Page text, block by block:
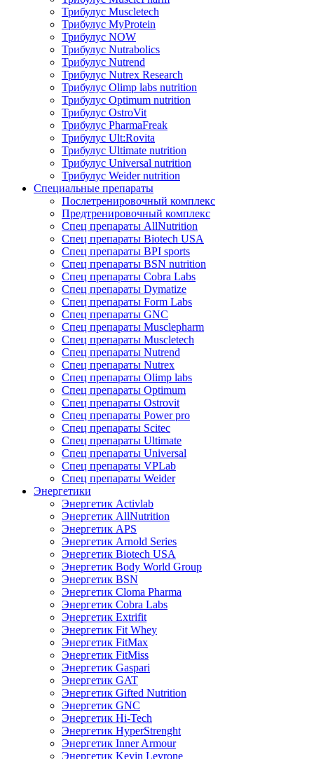
Трибулус Muscletech
Трибулус MyProtein
Трибулус NOW
Трибулус Nutrabolics
Трибулус Nutrend
Трибулус Nutrex Research
Трибулус Olimp labs nutrition
Трибулус Optimum nutrition
Трибулус OstroVit
Трибулус PharmaFreak
Трибулус Ult:Rovita
Трибулус Ultimate nutrition
Трибулус Universal nutrition
Трибулус Weider nutrition
Специальные препараты
Послетренировочный комплекс
Предтренировочный комплекс
Спец препараты AllNutrition
Спец препараты Biotech USA
Спец препараты BPI sports
Спец препараты BSN nutrition
Спец препараты Cobra Labs
Спец препараты Dymatize
Спец препараты Form Labs
Спец препараты GNC
Спец препараты Musclepharm
Спец препараты Muscletech
Спец препараты Nutrend
Спец препараты Nutrex
Спец препараты Olimp labs
Спец препараты Optimum
Спец препараты Ostrovit
Спец препараты Power pro
Спец препараты Scitec
Спец препараты Ultimate
Спец препараты Universal
Спец препараты VPLab
Спец препараты Weider
Энергетики
Энергетик Activlab
Энергетик AllNutrition
Энергетик APS
Энергетик Arnold Series
Энергетик Biotech USA
Энергетик Body World Group
Энергетик BSN
Энергетик Cloma Pharma
Энергетик Cobra Labs
Энергетик Extrifit
Энергетик Fit Whey
Энергетик FitMax
Энергетик FitMiss
Энергетик Gaspari
Энергетик GAT
Энергетик Gifted Nutrition
Энергетик GNC
Энергетик Hi-Tech
Энергетик HyperStrenght
Энергетик Inner Armour
Энергетик Kevin Levrone